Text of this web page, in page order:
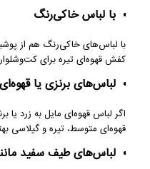
با لباس خاکی‌رنگ
با لباس‌های خاکی‌رنگ هم از
کفش قهوه‌ای تیره برای
لباس‌های برنزی یا
اگر لباس قهوه‌ای مایل به زرد
قهوه‌ای متوسط، تیره و گیلاسی
لباس‌های طیف سفید